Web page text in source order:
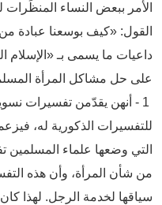
الأمر ببعض النساء
القول: «كيف بوسعنا عبادة
داعيات ما يسمى بـ «الإسلام
على حل مشاكل المرأة
1 - أنهن يقدّمن تفسيرات
للتفسيرات الذكورية له،
التي وضعها علماء المسلمين
من شأن المرأة، وأن هذه
سياقها لخدمة الرجل. لهذا